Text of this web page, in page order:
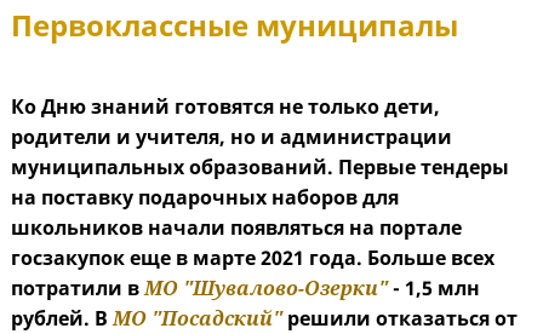
Первоклассные муниципалы
Ко Дню знаний готовятся не только дети,
родители и учителя, но и администрации
муниципальных образований. Первые тендеры
на поставку подарочных наборов для
школьников начали появляться на портале
госзакупок еще в марте 2021 года. Больше всех
потратили вМО "Шувалово-Озерки"- 1,5 млн
рублей. ВМО "Посадский"решили отказаться от